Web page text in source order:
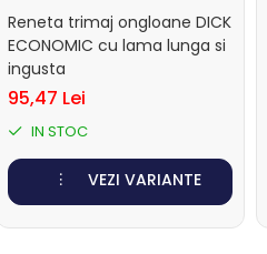
Reneta trimaj ongloane DICK
ECONOMIC cu lama lunga si
ingusta
95,47 Lei
IN STOC
VEZI VARIANTE